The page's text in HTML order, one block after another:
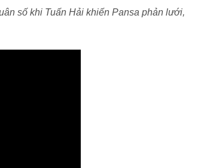
số khi Tuấn Hải khiến Pansa phản lưới,